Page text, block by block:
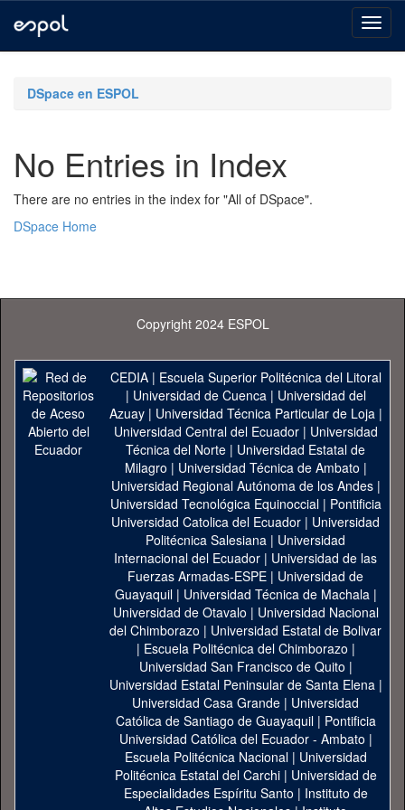
navigationDSpace en ESPOL
No Entries in Index
There are no entries in the index for "All of DSpace".
DSpace Home
Copyright 2024 ESPOL
CEDIA| Escuela Superior Politécnica del Litoral
| Universidad de Cuenca| Universidad del
Azuay| Universidad Técnica Particular de Loja|
Universidad Central del Ecuador| Universidad
Técnica del Norte | Universidad Estatal de
Milagro | Universidad Técnica de Ambato |
Universidad Regional Autónoma de los Andes|
Universidad Tecnológica Equinoccial| Pontificia
Universidad Catolica del Ecuador | Universidad
Politécnica Salesiana | Universidad
Internacional del Ecuador | Universidad de las
Fuerzas Armadas-ESPE | Universidad de
Guayaquil| Universidad Técnica de Machala|
Universidad de Otavalo | Universidad Nacional
del Chimborazo | Universidad Estatal de Bolivar
| Escuela Politécnica del Chimborazo |
Universidad San Francisco de Quito |
Universidad Estatal Peninsular de Santa Elena|
Universidad Casa Grande | Universidad
Católica de Santiago de Guayaquil| Pontificia
Universidad Católica del Ecuador - Ambato |
Escuela Politécnica Nacional| Universidad
Politécnica Estatal del Carchi| Universidad de
Especialidades Espíritu Santo | Instituto de